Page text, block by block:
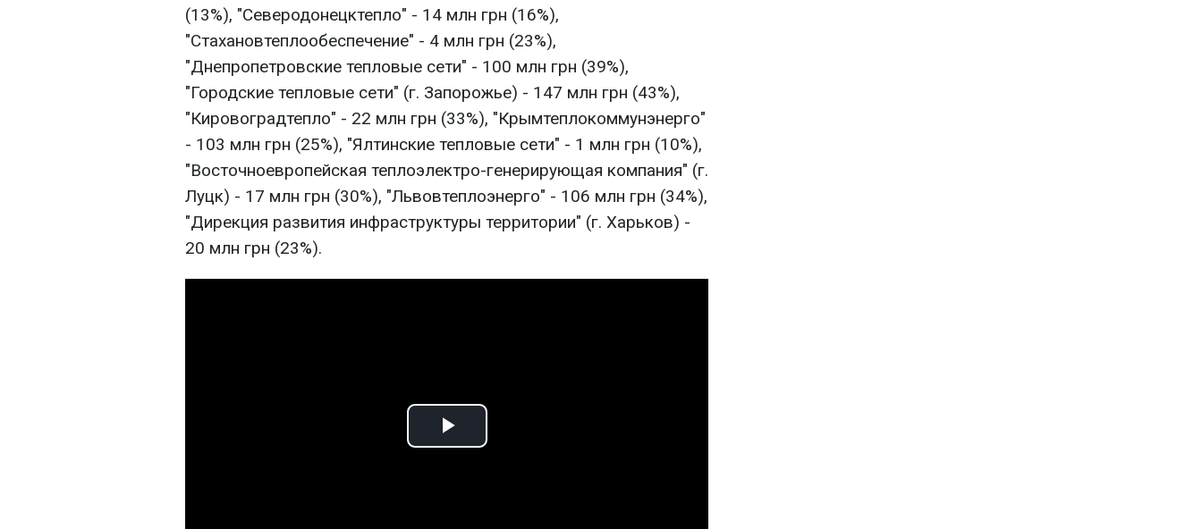
(13%), "Северодонецктепло" - 14 млн грн (16%),
"Стахановтеплообеспечение" - 4 млн грн (23%),
"Днепропетровские тепловые сети" - 100 млн грн (39%),
"Городские тепловые сети" (г. Запорожье) - 147 млн грн (43%),
"Кировоградтепло" - 22 млн грн (33%), "Крымтеплокоммунэнерго"
- 103 млн грн (25%), "Ялтинские тепловые сети" - 1 млн грн (10%),
"Восточноевропейская теплоэлектро-генерирующая компания" (г.
Луцк) - 17 млн грн (30%), "Львовтеплоэнерго" - 106 млн грн (34%),
"Дирекция развития инфраструктуры территории" (г. Харьков) -
20 млн грн (23%).
Play